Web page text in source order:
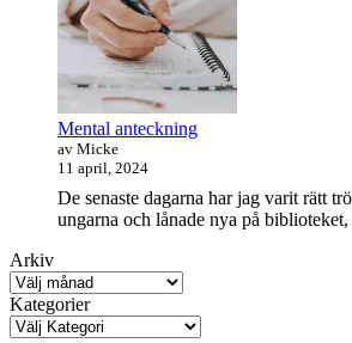
Mental anteckning
av Micke
11 april, 2024
De senaste dagarna har jag varit rätt
ungarna och lånade nya på
Arkiv
Kategorier